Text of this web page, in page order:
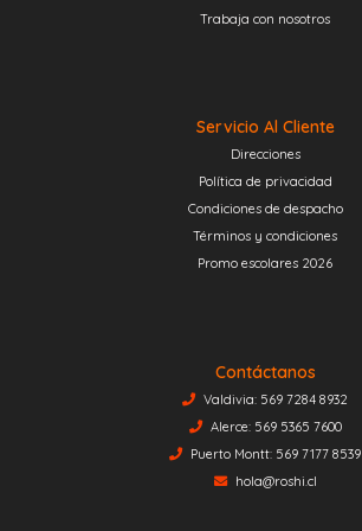
Trabaja con nosotros
Servicio Al Cliente
Direcciones
Política de privacidad
Condiciones de despacho
Términos y condiciones
Promo escolares 2026
Contáctanos
Valdivia: 569 7284 8932
Alerce: 569 5365 7600
Puerto Montt: 569 7177 8539
hola@roshi.cl